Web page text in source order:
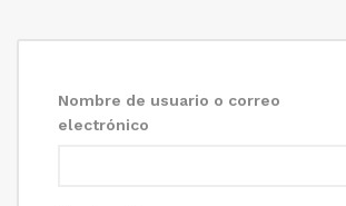
Nombre de usuario o correo
electrónico